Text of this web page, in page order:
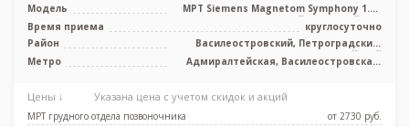
Модель
МРТ Siemens Magnetom Symphony 1.5T
высокопольный закрытый тип
Время приема
круглосуточно
Район
Василеостровский, Петроградский,
Адмиралтейский
Метро
Адмиралтейская, Василеостровская,
Цены ↓ Указана цена с учетом скидок и акций
МРТ грудного отдела позвоночника
от 2730 pуб.